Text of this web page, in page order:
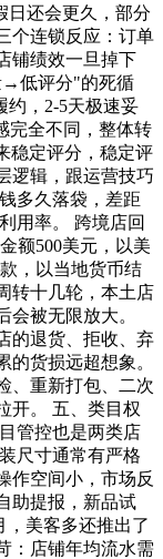
日还会更久，部分
个连锁反应：订单
铺绩效一旦掉下
→低评分"的死循
约，2-5天极速妥
完全不同，整体转
稳定评分，稳定评
逻辑，跟运营技巧
多久落袋，差距
用率。 跨境店回
额500美元，以美
，以当地货币结
转十几轮，本土店
被无限放大。
的退货、拒收、弃
货损远超想象。
、重新打包、二次
开。 五、类目权
管控也是两类店
尺寸通常有严格
作空间小，市场反
助提报，新品试
，美客多还推出了
：店铺年均流水需